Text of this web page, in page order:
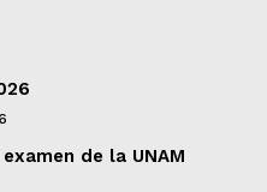
de la UNAM